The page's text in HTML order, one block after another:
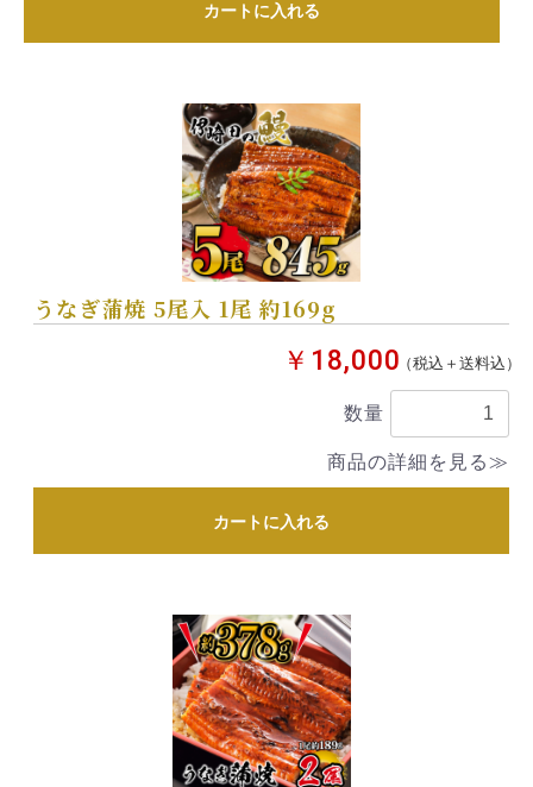
カートに入れる
うなぎ蒲焼 5尾入 1尾 約169g
￥18,000（税込＋送料込）
数量
商品の詳細を見る≫
カートに入れる